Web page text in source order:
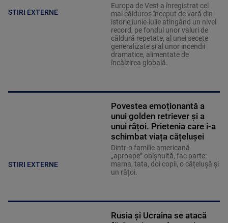
STIRI EXTERNE
Europa de Vest a înregistrat cel
mai călduros început de vară din
istorie,iunie-iulie atingând un nivel
record, pe fondul unor valuri de
căldură repetate, al unei secete
generalizate şi al unor incendii
dramatice, alimentate de
încălzirea globală.
STIRI EXTERNE
Povestea emoționantă a
unui golden retriever și a
unui rățoi. Prietenia care i-a
schimbat viața cățelușei
Dintr-o familie americană
„aproape” obișnuită, fac parte:
mama, tata, doi copii, o cățelușă și
un rățoi.
Rusia și Ucraina se atacă